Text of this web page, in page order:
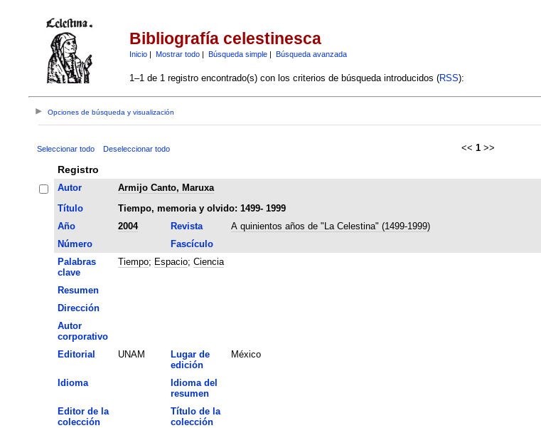
Bibliografía celestinesca
Inicio| Mostrar todo| Búsqueda simple| Búsqueda avanzada
1–1 de 1 registro encontrado(s) con los criterios de búsqueda introducidos (RSS):
Opciones de búsqueda y visualización
Seleccionar todo Deseleccionar todo << 1 >>
Registro
Autor
Armijo Canto, Maruxa
Título
Tiempo, memoria y olvido: 1499- 1999
Año
2004 Revista A quinientos años de "La Celestina" (1499-1999)
Número
Fascículo
Palabras
clave
Tiempo; Espacio; Ciencia
Resumen
Dirección
Autor
corporativo
Editorial UNAM
Lugar de
edición
México
Idioma
Idioma del
resumen
Editor de la
colección
Título de la
colección